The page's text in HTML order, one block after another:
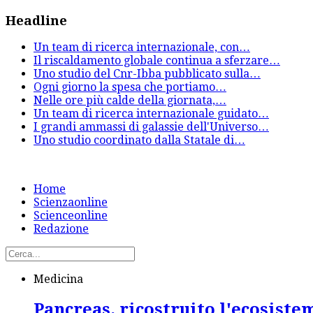
Headline
Un team di ricerca internazionale, con…
Il riscaldamento globale continua a sferzare…
Uno studio del Cnr-Ibba pubblicato sulla…
Ogni giorno la spesa che portiamo…
Nelle ore più calde della giornata,…
Un team di ricerca internazionale guidato…
I grandi ammassi di galassie dell'Universo…
Uno studio coordinato dalla Statale di…
Home
Scienzaonline
Scienceonline
Redazione
Medicina